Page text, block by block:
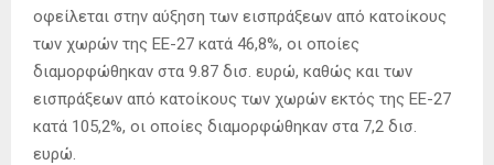
οφείλεται στην αύξηση των εισπράξεων από κατοίκους
των χωρών της ΕΕ-27 κατά 46,8%, οι οποίες
διαμορφώθηκαν στα 9.87 δισ. ευρώ, καθώς και των
εισπράξεων από κατοίκους των χωρών εκτός της ΕΕ-27
κατά 105,2%, οι οποίες διαμορφώθηκαν στα 7,2 δισ.
ευρώ.